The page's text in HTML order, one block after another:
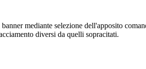
mediante selezione dell'apposito
diversi da quelli sopracitati.